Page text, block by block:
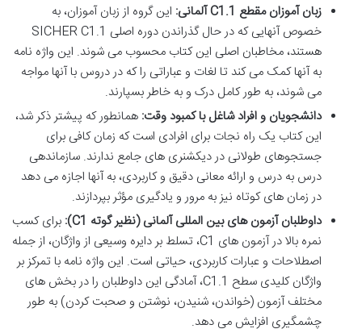
زبان آموزان مقطع C1.1 آلمانی:
این گروه از زبان آموزان، به
خصوص آنهایی که در حال گذراندن دوره اصلی SICHER C1.1
هستند، مخاطبان اصلی این کتاب محسوب می شوند. این واژه نامه
به آنها کمک می کند تا لغات و عباراتی را که در دروس با آنها مواجه
می شوند، به طور کامل درک و به خاطر بسپارند.
دانشجویان و افراد شاغل با کمبود وقت: همانطور که پیشتر ذکر شد،
این کتاب یک راه نجات برای افرادی است که زمان کافی برای
جستجوهای طولانی در دیکشنری های جامع ندارند. سازماندهی
درس به درس و ارائه معانی دقیق و کاربردی، به آنها اجازه می دهد
در زمان های کوتاه نیز به مرور و یادگیری مؤثر بپردازند.
داوطلبان آزمون های بین المللی آلمانی (نظیر گوته C1):
برای کسب
نمره بالا در آزمون های C1، تسلط بر دایره وسیعی از واژگان، از جمله
اصطلاحات و عبارات کاربردی، حیاتی است. این واژه نامه با تمرکز بر
واژگان کلیدی سطح C1.1، آمادگی این داوطلبان را در بخش های
مختلف آزمون (خواندن، شنیدن، نوشتن و صحبت کردن) به طور
چشمگیری افزایش می دهد.